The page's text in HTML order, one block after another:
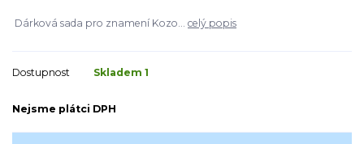
Dárková sada pro znamení Kozo... celý popis
Dostupnost Skladem 1
Nejsme plátci DPH